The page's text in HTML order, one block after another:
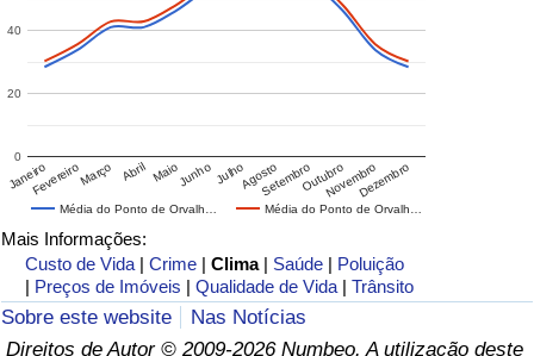
Média do Ponto de Orvalh… Média do Ponto de Orvalh…
JaneiroFevereiroMarço Abril MaioJunho JulhoAgostoSetembroOutubroNovembroDezembro
0
20
40
Mais Informações:
Custo de Vida |Crime |Clima | Saúde | Poluição
| Preços de Imóveis |Qualidade de Vida |Trânsito
Sobre este website
Nas Notícias
Direitos de Autor © 2009-2026 Numbeo. A utilização deste